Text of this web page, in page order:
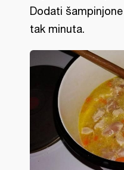
Dodati
tak minuta.